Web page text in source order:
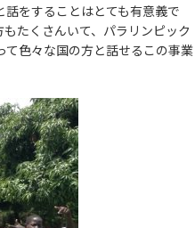
をすることはとても有意義で
たくさんいて、パラリンピック
色々な国の方と話せるこの事業